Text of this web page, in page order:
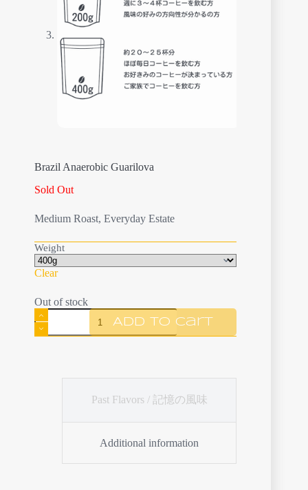
Brazil Anaerobic Guarilova
Sold Out
Medium Roast, Everyday Estate
Weight
Clear
Out of stock
Brazil
Anaerobic
Guarilova
Add to cart
Past Flavors / 記憶の風味
Additional information